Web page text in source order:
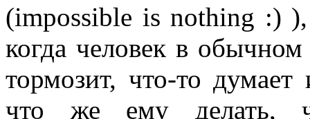
(impossible is nothing :) ),
когда человек в обычном
тормозит, что-то думает
что же ему делать,